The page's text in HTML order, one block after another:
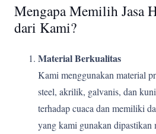
Mengapa Memilih Jasa
dari Kami?
Material Berkualitas
Kami menggunakan material
steel, akrilik, galvanis, dan
terhadap cuaca dan memiliki
yang kami gunakan dipastikan